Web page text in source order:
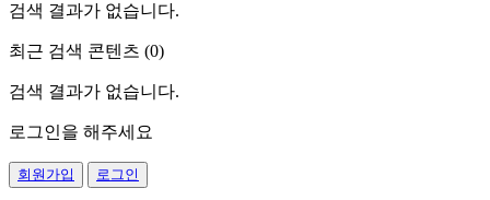
검색 결과가 없습니다.
최근 검색 콘텐츠 (0)
검색 결과가 없습니다.
로그인을 해주세요
회원가입 로그인